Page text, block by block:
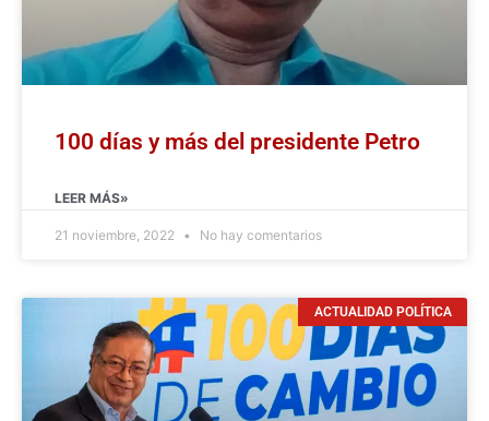
100 días y más del presidente Petro
LEER MÁS»
21 noviembre, 2022 No hay comentarios
ACTUALIDAD POLÍTICA